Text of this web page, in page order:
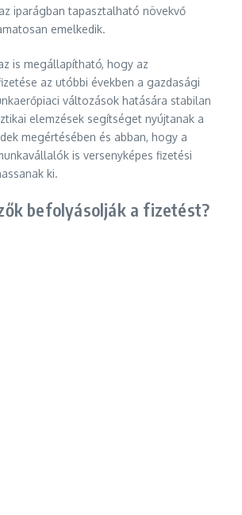
iparágban tapasztalható növekvő
emelkedik.
is megállapítható, hogy az
az utóbbi években a gazdasági
változások hatására stabilan
elemzések segítséget nyújtanak a
megértésében és abban, hogy a
is versenyképes fizetési
ki.
befolyásolják a fizetést?